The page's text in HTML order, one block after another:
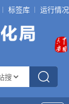
标签库 运行情况